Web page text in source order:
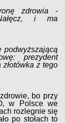
zdrowia -
Nałęcz, i ma
podwyższającą
prezydent
z tego
bo przy
w Polsce we
rozlegnie się
po stołach to